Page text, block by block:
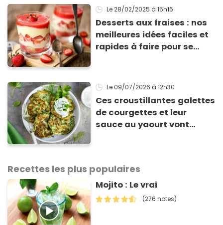
Le 28/02/2025 à 15h16
Desserts aux fraises : nos
meilleures idées faciles et
rapides à faire pour se
Le 09/07/2026 à 12h30
Ces croustillantes galettes
de courgettes et leur
sauce au yaourt vont
Recettes les plus populaires
Mojito : Le vrai
(276 notes)